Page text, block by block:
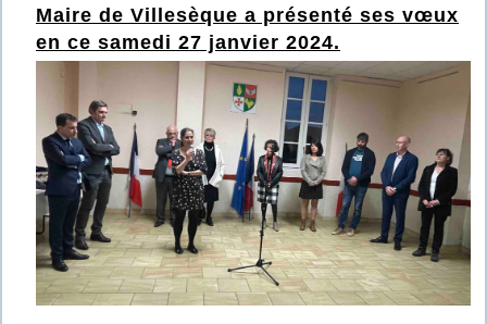
Maire de Villesèque a présenté ses vœux
en ce samedi 27 janvier 2024.